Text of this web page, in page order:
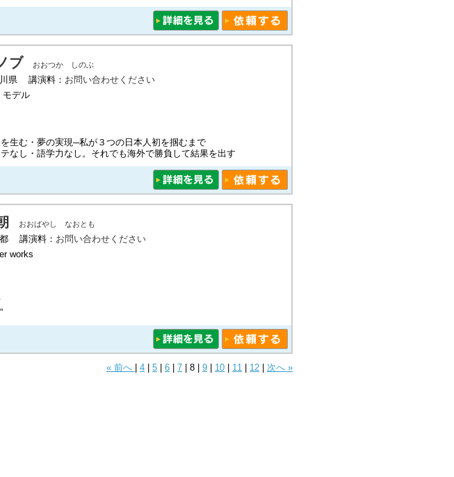
ブ おおつか しのぶ
県 講演料： お問い合わせください
モデル
生む・夢の実現─私が３つの日本人初を掴むまで
なし・語学力なし。それでも海外で勝負して結果を出す
おおばやし なおとも
講演料： お問い合わせください
works
« 前へ 4 5 6 7 8 9 10 11 12 次へ »